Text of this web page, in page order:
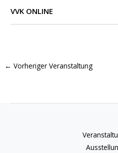
VVK ONLINE
← Vorheriger Veranstaltung